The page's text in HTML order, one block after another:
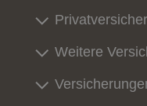
Weitere